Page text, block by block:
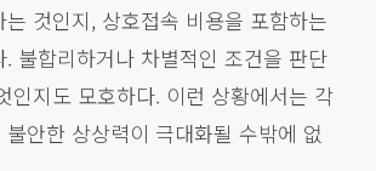
것인지, 상호접속 비용을 포함하는
불합리하거나 차별적인 조건을 판단
인지도 모호하다. 이런 상황에서는 각
불안한 상상력이 극대화될 수밖에 없